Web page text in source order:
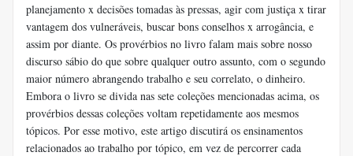
planejamento x decisões tomadas às pressas, agir com justiça x tirar
vantagem dos vulneráveis, buscar bons conselhos x arrogância, e
assim por diante. Os provérbios no livro falam mais sobre nosso
discurso sábio do que sobre qualquer outro assunto, com o segundo
maior número abrangendo trabalho e seu correlato, o dinheiro.
Embora o livro se divida nas sete coleções mencionadas acima, os
provérbios dessas coleções voltam repetidamente aos mesmos
tópicos. Por esse motivo, este artigo discutirá os ensinamentos
relacionados ao trabalho por tópico, em vez de percorrer cada